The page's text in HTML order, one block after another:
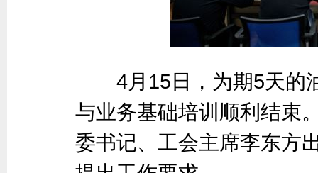
4月15日，为期5天的
与业务基础培训顺利结束
委书记、工会主席李东方